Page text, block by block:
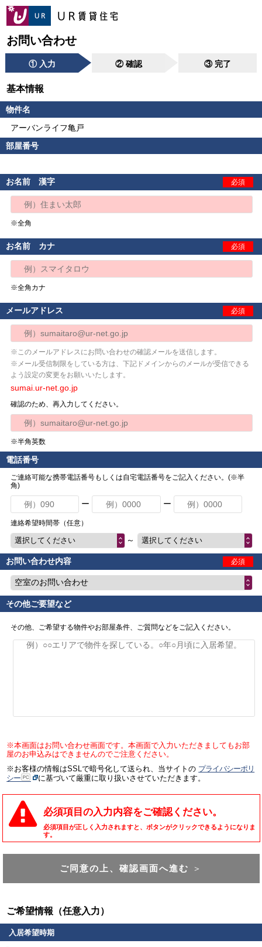
お問い合わせ
① 入力 ② 確認 ③ 完了
基本情報
物件名
アーバンライフ亀戸
部屋番号
お名前 漢字 必須
※全角
お名前 カナ 必須
※全角カナ
メールアドレス 必須
※このメールアドレスにお問い合わせの確認メールを送信します。
※メール受信制限をしている方は、下記ドメインからのメールが受信できる
よう設定の変更をお願いいたします。
sumai.ur-net.go.jp
確認のため、再入力してください。
※半角英数
電話番号
ご連絡可能な携帯電話番号もしくは自宅電話番号をご記入ください。(※半
角)
ー ー
連絡希望時間帯（任意）
選択してください ～ 選択してください
お問い合わせ内容 必須
空室のお問い合わせ
その他ご要望など
その他、ご希望する物件やお部屋条件、ご質問などをご記入ください。
※本画面はお問い合わせ画面です。本画面で入力いただきましてもお部
屋のお申込みはできませんのでご注意ください。
※お客様の情報はSSLで暗号化して送られ、当サイトの プライバシーポリ
シー
に基づいて厳重に取り扱いさせていただきます。
必須項目の入力内容をご確認ください。
必須項目が正しく入力されますと、ボタンがクリックできるようになりま
す。
ご同意の上、確認画面へ進む ＞
ご希望情報（任意入力）
入居希望時期